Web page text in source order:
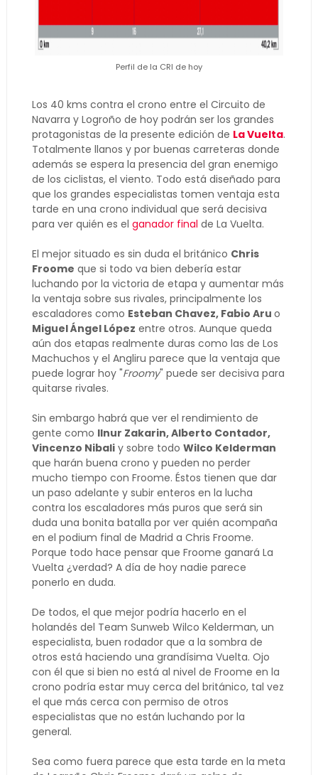
Perfil de la CRI de hoy
Los 40 kms contra el crono entre el Circuito de
Navarra y Logroño de hoy podrán ser los grandes
protagonistas de la presente edición de La Vuelta.
Totalmente llanos y por buenas carreteras donde
además se espera la presencia del gran enemigo
de los ciclistas, el viento. Todo está diseñado para
que los grandes especialistas tomen ventaja esta
tarde en una crono individual que será decisiva
para ver quién es el ganador final de La Vuelta.
El mejor situado es sin duda el británico Chris
Froome que si todo va bien debería estar
luchando por la victoria de etapa y aumentar más
la ventaja sobre sus rivales, principalmente los
escaladores como Esteban Chavez, Fabio Aru o
Miguel Ángel López entre otros. Aunque queda
aún dos etapas realmente duras como las de Los
Machuchos y el Angliru parece que la ventaja que
puede lograr hoy "Froomy" puede ser decisiva para
quitarse rivales.
Sin embargo habrá que ver el rendimiento de
gente como Ilnur Zakarin, Alberto Contador,
Vincenzo Nibaliy sobre todo Wilco Kelderman
que harán buena crono y pueden no perder
mucho tiempo con Froome. Éstos tienen que dar
un paso adelante y subir enteros en la lucha
contra los escaladores más puros que será sin
duda una bonita batalla por ver quién acompaña
en el podium final de Madrid a Chris Froome.
Porque todo hace pensar que Froome ganará La
Vuelta ¿verdad? A día de hoy nadie parece
ponerlo en duda.
De todos, el que mejor podría hacerlo en el
holandés del Team Sunweb Wilco Kelderman, un
especialista, buen rodador que a la sombra de
otros está haciendo una grandísima Vuelta. Ojo
con él que si bien no está al nivel de Froome en la
crono podría estar muy cerca del británico, tal vez
el que más cerca con permiso de otros
especialistas que no están luchando por la
general.
Sea como fuera parece que esta tarde en la meta